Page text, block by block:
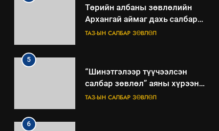
Төрийн албаны зөвлөлийн
Архангай аймаг дахь салбар
зөвлөлийн 2025 оны үйл
ТАЗ-ЫН САЛБАР ЗӨВЛӨЛ
5
“Шинэтгэлээр түүчээлсэн
салбар зөвлөл” аяны хүрээнд
зохион байгуулах арга
ТАЗ-ЫН САЛБАР ЗӨВЛӨЛ
6